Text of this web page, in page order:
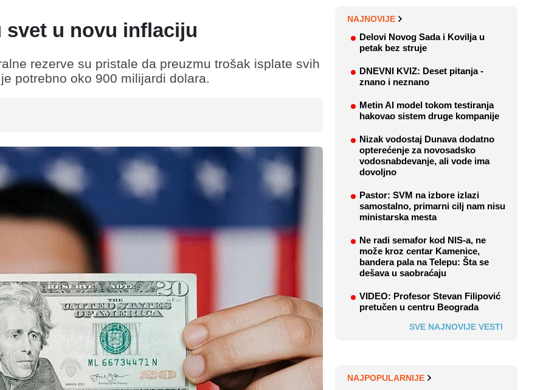
u novu inflaciju
rezerve su pristale da preuzmu trošak isplate svih
potrebno oko 900 milijardi dolara.
NAJNOVIJE
Delovi Novog Sada i Kovilja u
petak bez struje
DNEVNI KVIZ: Deset pitanja -
znano i neznano
Metin AI model tokom testiranja
hakovao sistem druge kompanije
Nizak vodostaj Dunava dodatno
opterećenje za novosadsko
vodosnabdevanje, ali vode ima
dovoljno
Pastor: SVM na izbore izlazi
samostalno, primarni cilj nam nisu
ministarska mesta
Ne radi semafor kod NIS-a, ne
može kroz centar Kamenice,
bandera pala na Telepu: Šta se
dešava u saobraćaju
VIDEO: Profesor Stevan Filipović
pretučen u centru Beograda
SVE NAJNOVIJE VESTI
NAJPOPULARNIJE